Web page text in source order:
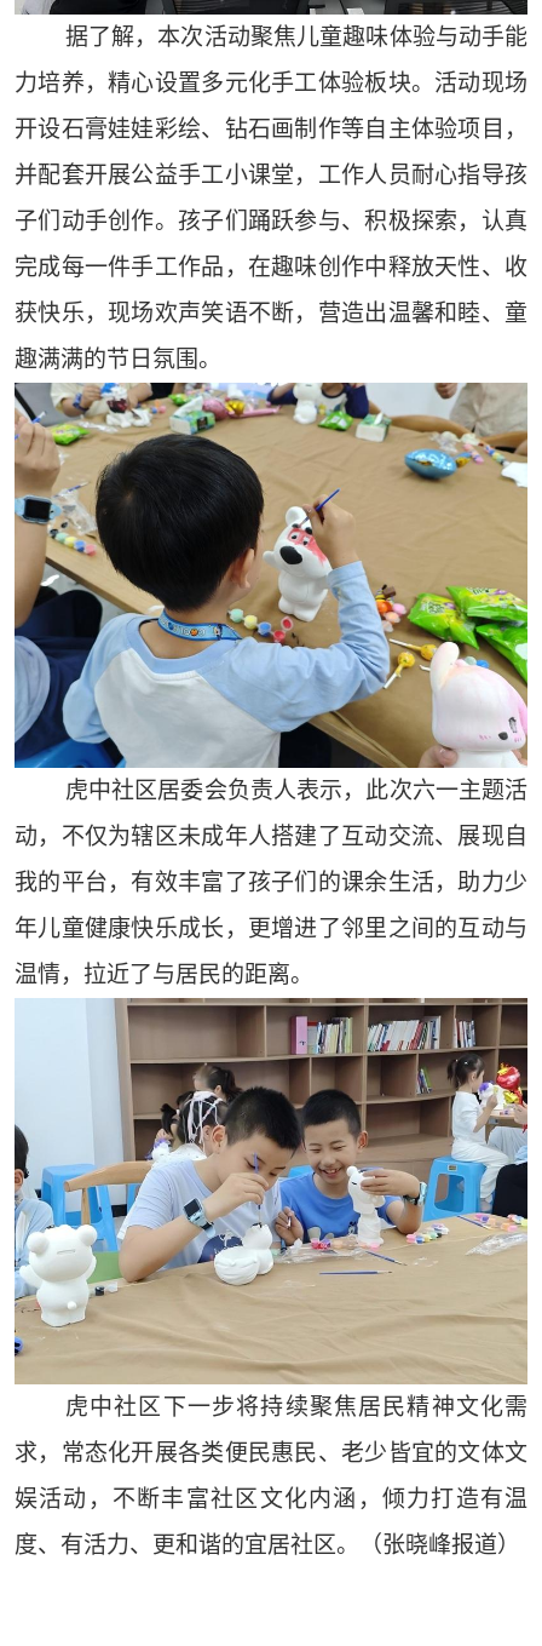
据了解，本次活动聚焦儿童趣味体验与动手能
力培养，精心设置多元化手工体验板块。活动现场
开设石膏娃娃彩绘、钻石画制作等自主体验项目，
并配套开展公益手工小课堂，工作人员耐心指导孩
子们动手创作。孩子们踊跃参与、积极探索，认真
完成每一件手工作品，在趣味创作中释放天性、收
获快乐，现场欢声笑语不断，营造出温馨和睦、童
趣满满的节日氛围。
虎中社区居委会负责人表示，此次六一主题活
动，不仅为辖区未成年人搭建了互动交流、展现自
我的平台，有效丰富了孩子们的课余生活，助力少
年儿童健康快乐成长，更增进了邻里之间的互动与
温情，拉近了与居民的距离。
虎中社区下一步将持续聚焦居民精神文化需
求，常态化开展各类便民惠民、老少皆宜的文体文
娱活动，不断丰富社区文化内涵，倾力打造有温
度、有活力、更和谐的宜居社区。（张晓峰报道）